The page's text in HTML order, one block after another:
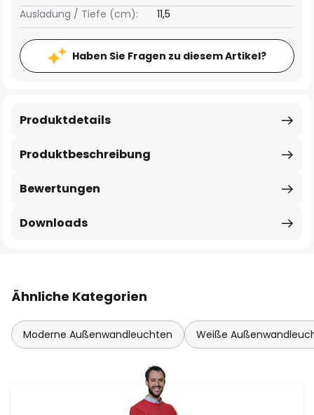
Ausladung / Tiefe (cm): 11,5
Haben Sie Fragen zu diesem Artikel?
Produktbeschreibung
Produktdetails
Bewertungen
Downloads
Ähnliche Kategorien
Moderne Außenwandleuchten Weiße